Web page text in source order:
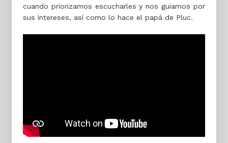
cuando priorizamos escucharles y nos guiamos por
sus intereses, así como lo hace el papá de Pluc.